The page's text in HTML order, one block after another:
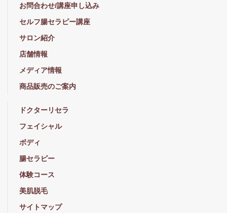
お問合わせ/講座申し込み
セルフ腸セラピー講座
サロン紹介
店舗情報
メディア情報
商品販売のご案内
ドクターリセラ
フェイシャル
ボディ
腸セラピー
体験コース
美肌脱毛
サイトマップ